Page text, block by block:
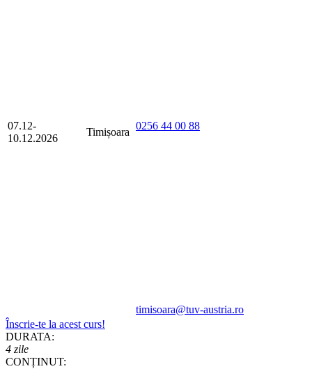
07.12-
10.12.2026
Timișoara
0256 44 00 88
timisoara@tuv-austria.ro
Înscrie-te la acest curs!
DURATA:
4 zile
CONȚINUT: